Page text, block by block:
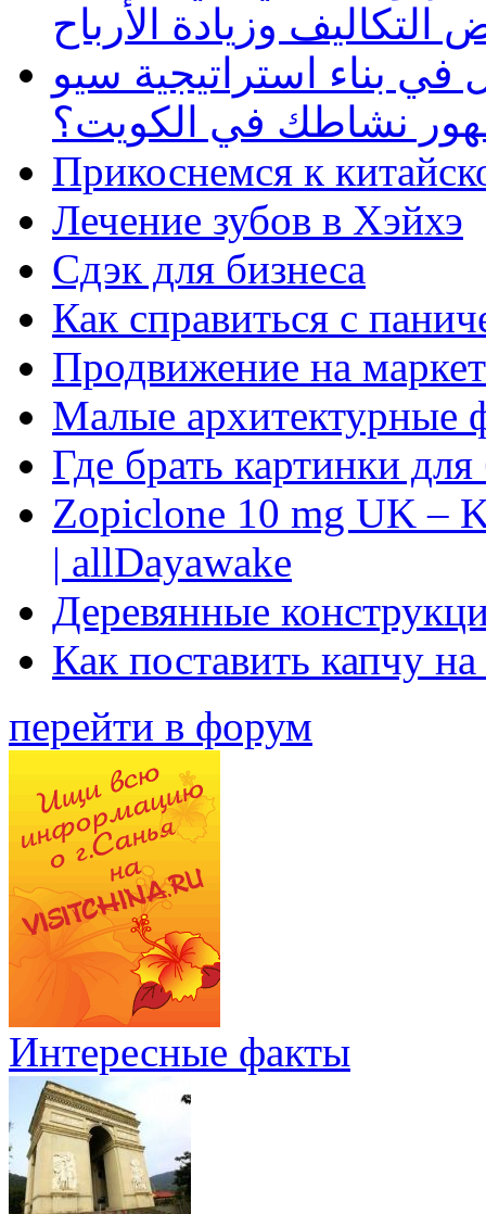
وزيادة الأرباح
بناء استراتيجية سيو
نشاطك في الكويت؟
Прикоснемся к
Лечение зубов в Хэйхэ
Сдэк для бизнеса
Как справиться с
Продвижение на
Малые архитектурные
Где брать картинки
Zopiclone 10 mg UK –
| allDayawake
Деревянные
Как поставить капчу
перейти в форум
Интересные факты